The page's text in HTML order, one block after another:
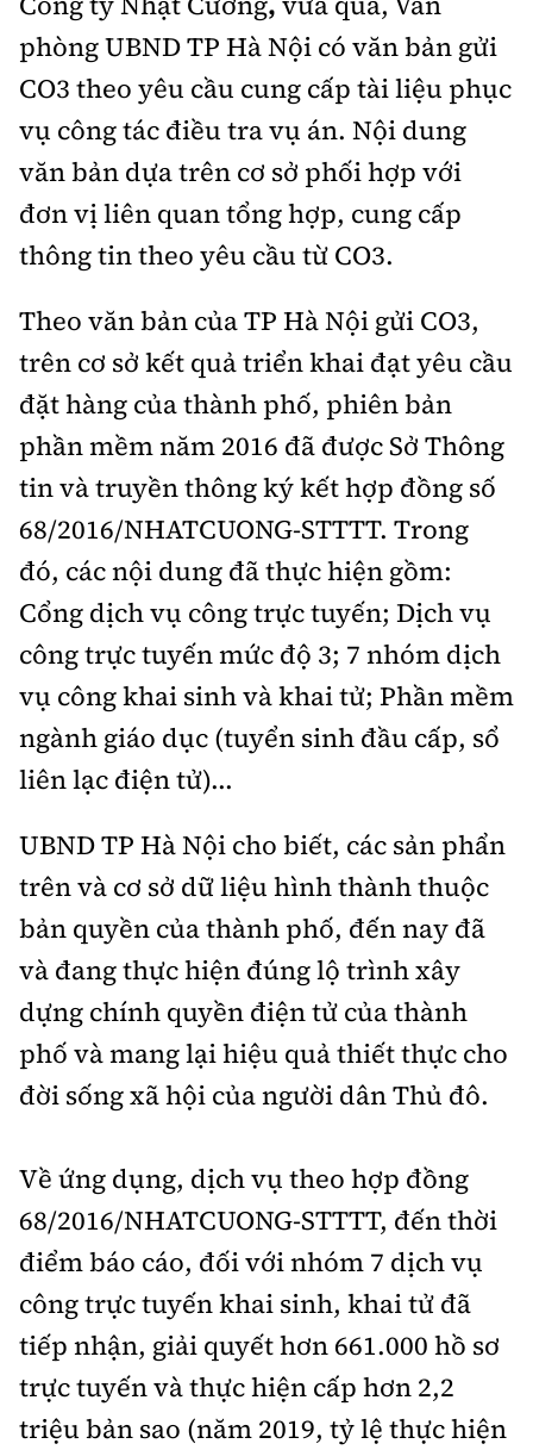
Nhà thầu
Mời thầu - Đấu thầu
Thi viết về GTVT
Gương sáng giao thông
Âm nhạc
Hậu trường sao
360 độ thể thao
Sản phẩm mới
Tư vấn
Thế giới
Thời sự Quốc tế
Hồ sơ tài liệu
Thế giới giao thông
Thế giới xây dựng
Đi ++
Du lịch
Khám phá
Lối sống
Ẩm thực
Video
Thời sự
Khám phá
Camera giao thông
Câu chuyện giao thông
Giải trí - Thể thao
Cơ quan chủ quản: Bộ Xây dựng
Giấy phép số: 03/GP-BVHTTDL, cấp ngày 1/4/2025.
Tòa soạn: Số 2 Nguyễn Công Hoan, phường Giảng Võ,
Hà Nội.
Tổng biên tập:Nguyễn Thị Hồng Nga
Phó Tổng biên tập:
Nguyễn Sơn Tùng,
Nguyễn Đức Thắng, La Đức Hùng
Hotline:
0901 514 799
Quảng cáo và Phát hành:
0915 057 282
Email:bandoc@baoxaydung.vn
Cấm sao chép dưới mọi hình thức nếu không có sự
chấp thuận bằng văn bản.
Thông tin tòa
soạn
phòng UBND TP Hà Nội có văn bản gửi
CO3 theo yêu cầu cung cấp tài liệu phục
vụ công tác điều tra vụ án. Nội dung
văn bản dựa trên cơ sở phối hợp với
đơn vị liên quan tổng hợp, cung cấp
thông tin theo yêu cầu từ CO3.
Theo văn bản của TP Hà Nội gửi CO3,
trên cơ sở kết quả triển khai đạt yêu cầu
đặt hàng của thành phố, phiên bản
phần mềm năm 2016 đã được Sở Thông
tin và truyền thông ký kết hợp đồng số
68/2016/NHATCUONG-STTTT. Trong
đó, các nội dung đã thực hiện gồm:
Cổng dịch vụ công trực tuyến; Dịch vụ
công trực tuyến mức độ 3; 7 nhóm dịch
vụ công khai sinh và khai tử; Phần mềm
ngành giáo dục (tuyển sinh đầu cấp, sổ
liên lạc điện tử)...
UBND TP Hà Nội cho biết, các sản phẩn
trên và cơ sở dữ liệu hình thành thuộc
bản quyền của thành phố, đến nay đã
và đang thực hiện đúng lộ trình xây
dựng chính quyền điện tử của thành
phố và mang lại hiệu quả thiết thực cho
đời sống xã hội của người dân Thủ đô.
Về ứng dụng, dịch vụ theo hợp đồng
68/2016/NHATCUONG-STTTT, đến thời
điểm báo cáo, đối với nhóm 7 dịch vụ
công trực tuyến khai sinh, khai tử đã
tiếp nhận, giải quyết hơn 661.000 hồ sơ
trực tuyến và thực hiện cấp hơn 2,2
triệu bản sao (năm 2019, tỷ lệ thực hiện